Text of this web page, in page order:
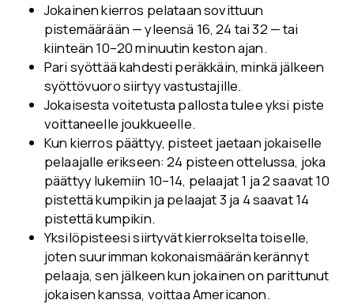
Jokainen kierros pelataan sovittuun
pistemäärään — yleensä 16, 24 tai 32 — tai
kiinteän 10–20 minuutin keston ajan.
Pari syöttää kahdesti peräkkäin, minkä jälkeen
syöttövuoro siirtyy vastustajille.
Jokaisesta voitetusta pallosta tulee yksi piste
voittaneelle joukkueelle.
Kun kierros päättyy, pisteet jaetaan jokaiselle
pelaajalle erikseen: 24 pisteen ottelussa, joka
päättyy lukemiin 10–14, pelaajat 1 ja 2 saavat 10
pistettä kumpikin ja pelaajat 3 ja 4 saavat 14
pistettä kumpikin.
Yksilöpisteesi siirtyvät kierrokselta toiselle,
joten suurimman kokonaismäärän kerännyt
pelaaja, sen jälkeen kun jokainen on parittunut
jokaisen kanssa, voittaa Americanon.